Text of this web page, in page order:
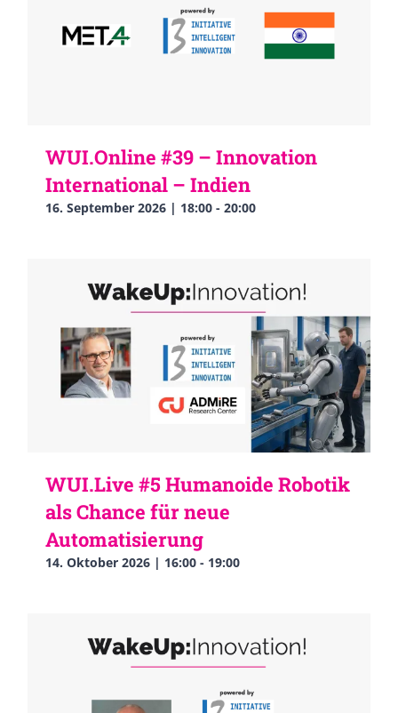
WUI.Online #39 – Innovation
International – Indien
16. September 2026 | 18:00 - 20:00
WUI.Live #5 Humanoide Robotik
als Chance für neue
Automatisierung
14. Oktober 2026 | 16:00 - 19:00